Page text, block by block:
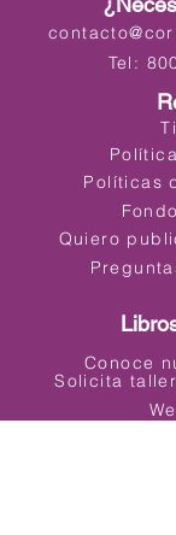
Tel:
Políticas
Quiero
Conoce
Solicita